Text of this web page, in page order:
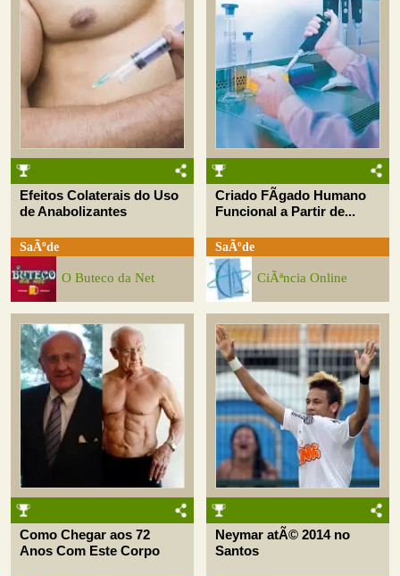
Efeitos Colaterais do Uso
de Anabolizantes
SaÃºde
O Buteco da Net
Criado FÃ­gado Humano
Funcional a Partir de...
SaÃºde
CiÃªncia Online
Como Chegar aos 72
Anos Com Este Corpo
Neymar atÃ© 2014 no
Santos